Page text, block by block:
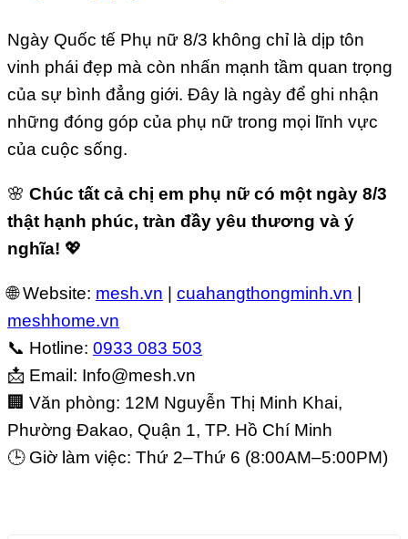
Ngày Quốc tế Phụ nữ 8/3 không chỉ là dịp tôn
vinh phái đẹp mà còn nhấn mạnh tầm quan trọng
của sự bình đẳng giới. Đây là ngày để ghi nhận
những đóng góp của phụ nữ trong mọi lĩnh vực
của cuộc sống.
🌸 Chúc tất cả chị em phụ nữ có một ngày 8/3
thật hạnh phúc, tràn đầy yêu thương và ý
nghĩa! 💖
🌐 Website: mesh.vn cuahangthongminh.vn
meshhome.vn
📞 Hotline: 0933 083 503
📩 Email: Info@mesh.vn
🏢 Văn phòng: 12M Nguyễn Thị Minh Khai,
Phường Đakao, Quận 1, TP. Hồ Chí Minh
🕒 Giờ làm việc: Thứ 2–Thứ 6 (8:00AM–5:00PM)